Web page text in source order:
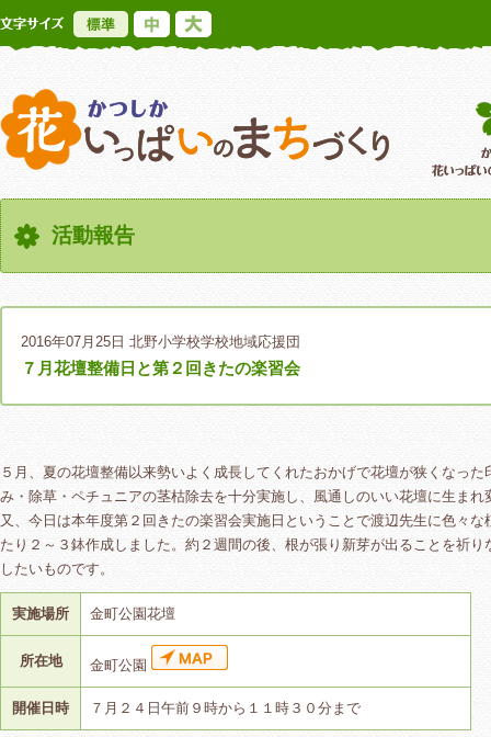
標準
かつしか花い
活動報告
2016年07月25日 北野小学校学校地域応援団
７月花壇整備日と第２回きたの楽習会
５月、夏の花壇整備以来勢いよく成長してくれたおかげで花壇が狭くなっ
み・除草・ペチュニアの茎枯除去を十分実施し、風通しのいい花壇に生まれ
又、今日は本年度第２回きたの楽習会実施日ということで渡辺先生に色々
たり２～３鉢作成しました。約２週間の後、根が張り新芽が出ることを祈
したいものです。
実施場所 金町公園花壇
所在地 金町公園
開催日時 ７月２４日午前９時から１１時３０分まで